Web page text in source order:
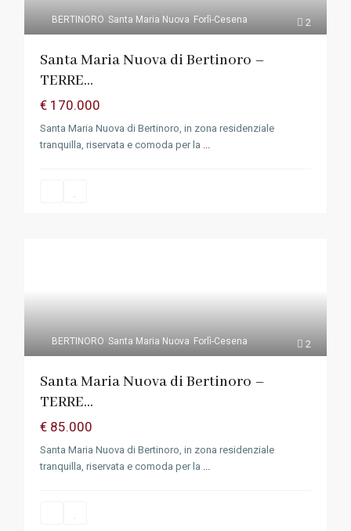
2
BERTINORO Santa Maria Nuova Forlì-Cesena
Santa Maria Nuova di Bertinoro –
TERRE...
€ 170.000
Santa Maria Nuova di Bertinoro, in zona residenziale
tranquilla, riservata e comoda per la ...
2
BERTINORO Santa Maria Nuova Forlì-Cesena
Santa Maria Nuova di Bertinoro –
TERRE...
€ 85.000
Santa Maria Nuova di Bertinoro, in zona residenziale
tranquilla, riservata e comoda per la ...